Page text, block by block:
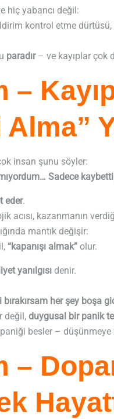
hiç yabancı değil:
kontrol etme
paradır– ve kayıplar çok
–
insan şunu söyler:
Sadece
eder.
acısı, kazanmanın
mantık değişir:
“kapanışı almak” olur.
yanılgısı denir.
her şey boşa
değil, duygusal bir panik
paniği besler –
–